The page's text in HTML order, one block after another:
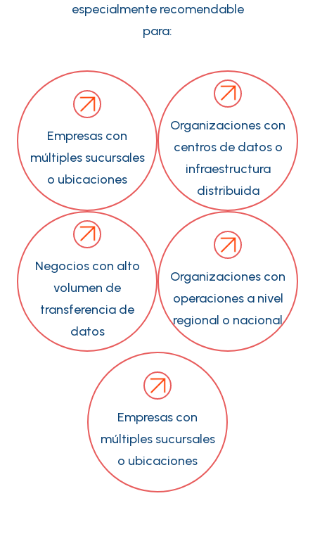
especialmente recomendable
para:
Empresas con
múltiples sucursales
o ubicaciones
Organizaciones con
centros de datos o
infraestructura
distribuida
Negocios con alto
volumen de
transferencia de
datos
Organizaciones con
operaciones a nivel
regional o nacional
Empresas con
múltiples sucursales
o ubicaciones